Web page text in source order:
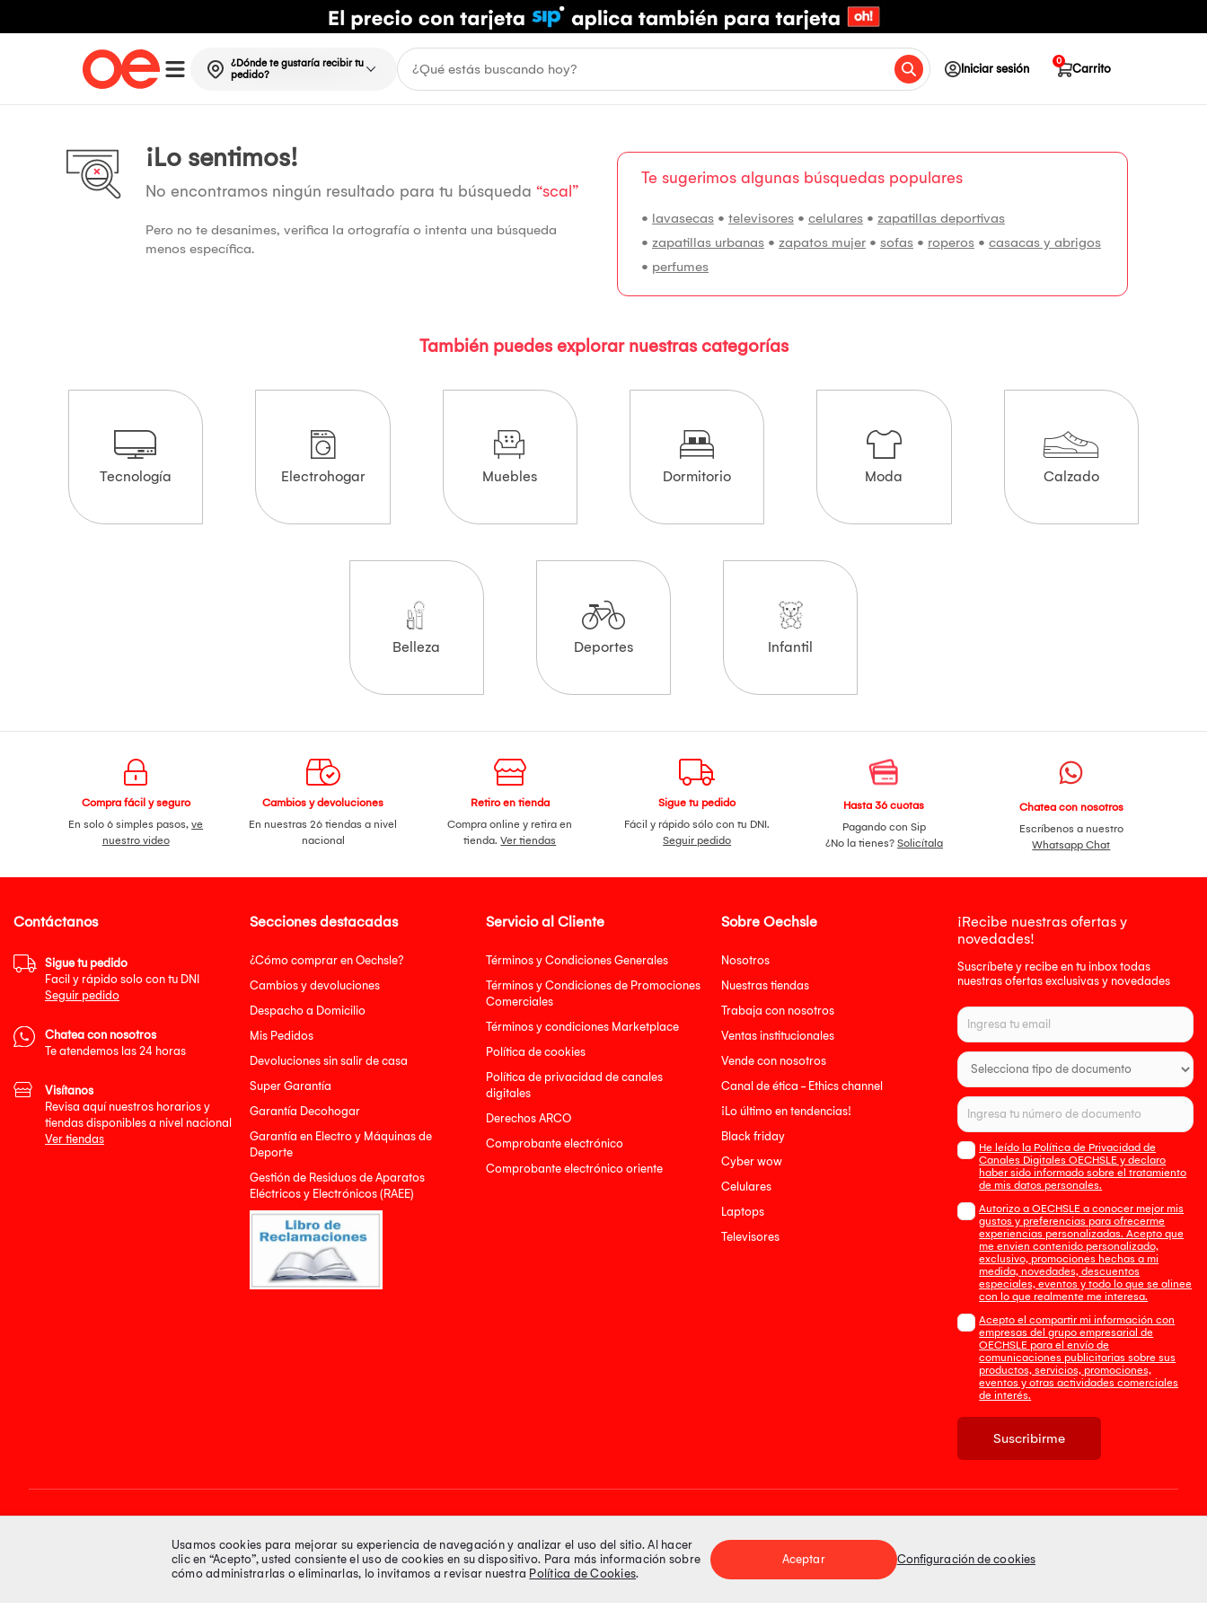
¿Dónde te gustaría recibir tu
pedido?
Iniciar sesión Carrito
0
¡Lo sentimos!
No encontramos ningún resultado para tu búsqueda “scal”
Pero no te desanimes, verifica la ortografía o intenta una búsqueda
menos específica.
Te sugerimos algunas búsquedas populares
• lavasecas • televisores • celulares • zapatillas deportivas
• zapatillas urbanas • zapatos mujer • sofas • roperos • casacas y abrigos
• perfumes
También puedes explorar nuestras categorías
Tecnología Electrohogar Muebles Dormitorio Moda Calzado
Belleza Deportes Infantil
Compra fácil y seguro
En solo 6 simples pasos,ve
nuestro video
Cambios y devoluciones
En nuestras 26 tiendas a nivel
nacional
Retiro en tienda
Compra online y retira en
tienda.Ver tiendas
Sigue tu pedido
Fácil y rápido sólo con tu DNI.
Seguir pedido
Hasta 36 cuotas
Pagando con Sip
¿No la tienes? Solicítala
Chatea con nosotros
Escríbenos a nuestro
Whatsapp Chat
Secciones destacadas
¿Cómo comprar en Oechsle?
Cambios y devoluciones
Despacho a Domicilio
Mis Pedidos
Devoluciones sin salir de casa
Super Garantía
Garantía Decohogar
Garantía en Electro y Máquinas de
Deporte
Gestión de Residuos de Aparatos
Eléctricos y Electrónicos (RAEE)
Servicio al Cliente
Términos y Condiciones Generales
Términos y Condiciones de Promociones
Comerciales
Términos y condiciones Marketplace
Política de cookies
Política de privacidad de canales
digitales
Derechos ARCO
Comprobante electrónico
Comprobante electrónico oriente
Sobre Oechsle
Nosotros
Nuestras tiendas
Trabaja con nosotros
Ventas institucionales
Vende con nosotros
Canal de ética - Ethics channel
¡Lo último en tendencias!
Black friday
Cyber wow
Celulares
Laptops
Televisores
¡Recibe nuestras ofertas y
novedades!
Suscríbete y recibe en tu inbox todas
nuestras ofertas exclusivas y novedades
He leído la Política de Privacidad de
Canales Digitales OECHSLE y declaro
haber sido informado sobre el tratamiento
de mis datos personales.
Autorizo a OECHSLE a conocer mejor mis
gustos y preferencias para ofrecerme
experiencias personalizadas. Acepto que
me envien contenido personalizado,
exclusivo, promociones hechas a mi
medida, novedades, descuentos
especiales, eventos y todo lo que se alinee
con lo que realmente me interesa.
Acepto el compartir mi información con
empresas del grupo empresarial de
OECHSLE para el envío de
comunicaciones publicitarias sobre sus
productos, servicios, promociones,
eventos y otras actividades comerciales
de interés.
Suscribirme
Contáctanos
Sigue tu pedido
Facil y rápido solo con tu DNI
Seguir pedido
Chatea con nosotros
Te atendemos las 24 horas
Visítanos
Revisa aquí nuestros horarios y
tiendas disponibles a nivel nacional
Ver tiendas
Síguenos en Medios de pago Tienda 100% Segura
Usamos cookies para mejorar su experiencia de navegación y analizar el uso del sitio. Al hacer
clic en “Acepto”, usted consiente el uso de cookies en su dispositivo. Para más información sobre
cómo administrarlas o eliminarlas, lo invitamos a revisar nuestra Política de Cookies.
Aceptar Configuración de cookies